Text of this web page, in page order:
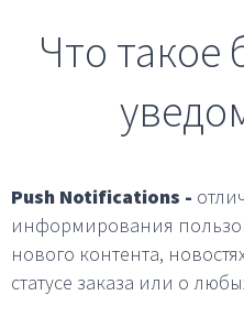
Что такое
Push Notifications -
информирования
нового контента,
статусе заказа или о